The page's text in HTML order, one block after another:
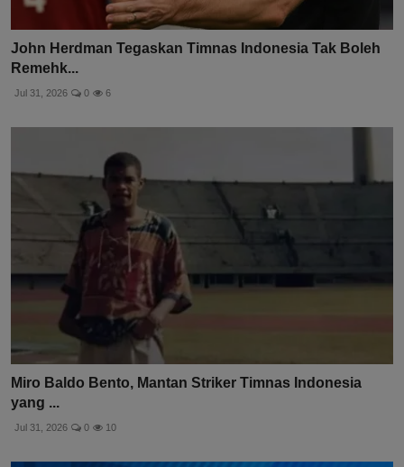
John Herdman Tegaskan Timnas Indonesia Tak Boleh
Remehk...
Jul 31, 2026 0 6
Miro Baldo Bento, Mantan Striker Timnas Indonesia
yang ...
Jul 31, 2026 0 10